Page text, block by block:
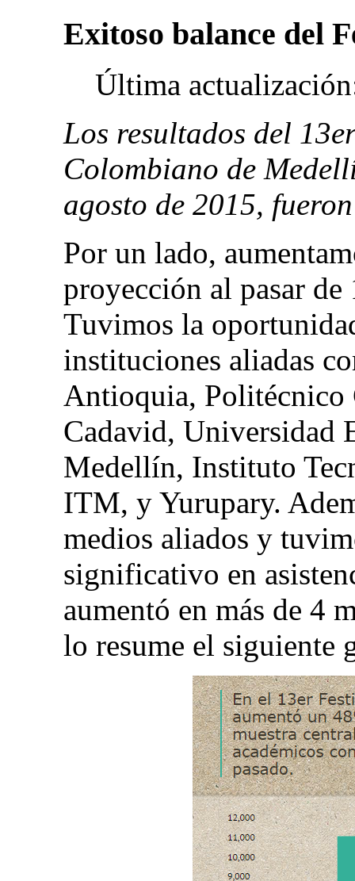
Exitoso balance del
Última
Los resultados del
Colombiano de
agosto de 2015,
Por un lado,
proyección al pasar de
Tuvimos la
instituciones aliadas
Antioquia, Politécnico
Cadavid, Universidad
Medellín, Instituto
ITM, y Yurupary.
medios aliados y
significativo en
aumentó en más de 4
lo resume el siguiente